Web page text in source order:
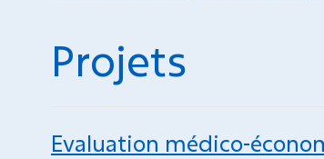
Projets
Evaluation médico-